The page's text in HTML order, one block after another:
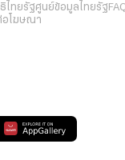
ไทยรัฐศูนย์ข้อมูลไทยรัฐ
อโฆษณา